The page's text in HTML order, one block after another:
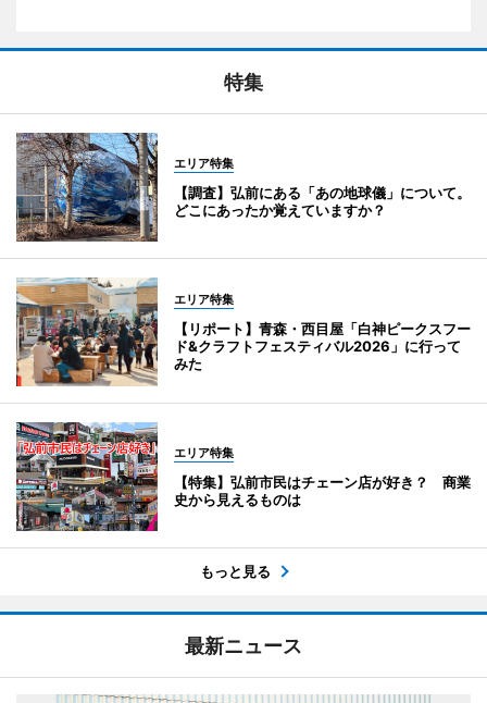
特集
エリア特集
【調査】弘前にある「あの地球儀」について。
どこにあったか覚えていますか？
エリア特集
【リポート】青森・西目屋「白神ピークスフー
ド&クラフトフェスティバル2026」に行って
みた
エリア特集
【特集】弘前市民はチェーン店が好き？ 商業
史から見えるものは
もっと見る
最新ニュース